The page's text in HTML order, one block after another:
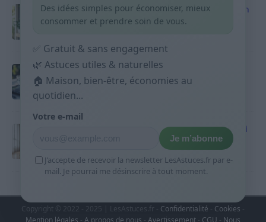
Produits ménagers : comment économiser en
courses sans acheter 10 sprays
Budget mensuel : méthode rapide pour
répartir son salaire dès le jour de paie
9 avril 2026
Sport 10 minutes par jour est-ce utile et quoi
9 avril 2026
Copyright © 2022 - 2025 | LesAstuces.fr - Confidentialité Cookies -
Des idées simples pour économiser, mieux
consommer et prendre soin de vous.
✅ Gratuit & sans engagement
🌿 Astuces utiles & naturelles
🏠 Maison, bien-être, économies au
quotidien...
Votre e-mail
Je m’abonne
J’accepte de recevoir la newsletter LesAstuces.fr par e-
mail. Je pourrai me désinscrire à tout moment.